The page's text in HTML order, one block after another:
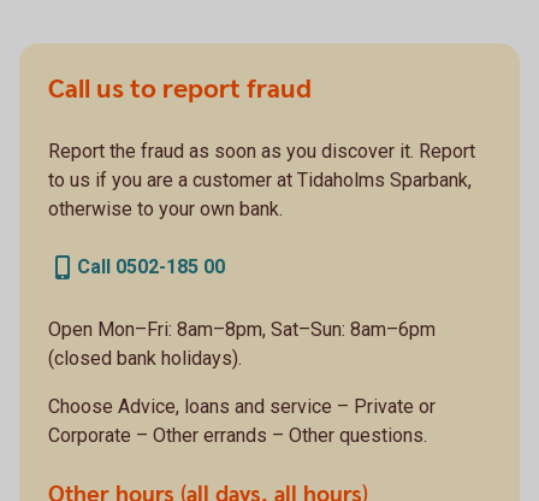
Call us to report fraud
Report the fraud as soon as you discover it. Report
to us if you are a customer at Tidaholms Sparbank,
otherwise to your own bank.
Call 0502-185 00
Open Mon–Fri: 8am–8pm, Sat–Sun: 8am–6pm
(closed bank holidays).
Choose Advice, loans and service – Private or
Corporate – Other errands – Other questions.